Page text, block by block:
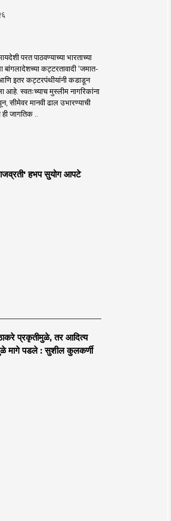
परत पाठवण्याच्या भारताच्या
बांगलादेशच्या कट्टरतावादी ‘जमात-
इतर कट्टरपंथीयांनी कडाडून
आहे. स्वतःच्याच मुस्लीम नागरिकांना
सीमेवर मानवी ढाल उभारण्याची
जागतिक ..
हभप सुयोग आपटे
प्रकृतीमुळे, तर आदित्य
मागे पडले : सुशील कुलकर्णी